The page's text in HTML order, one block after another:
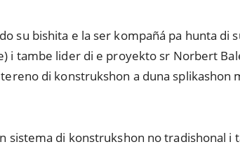
su bishita e la ser kompañá pa hunta di
i tambe lider di e proyekto sr Norbert
di konstrukshon a duna splikashon
sistema di konstrukshon no tradishonal